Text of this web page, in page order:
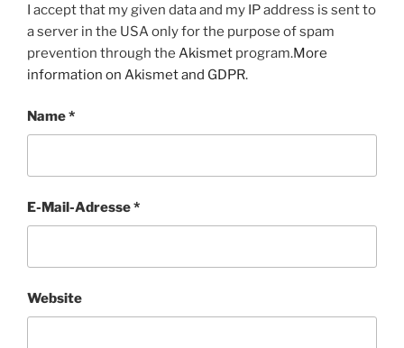
I accept that my given data and my IP address is sent to
a server in the USA only for the purpose of spam
prevention through the Akismet program.More
information on Akismet and GDPR.
Name*
E-Mail-Adresse*
Website